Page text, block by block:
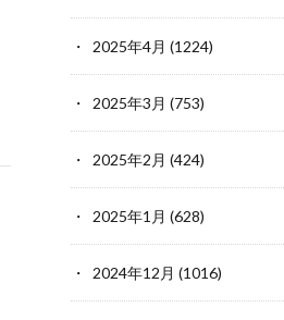
2025年4月 (1224)
2025年3月 (753)
2025年2月 (424)
2025年1月 (628)
2024年12月 (1016)